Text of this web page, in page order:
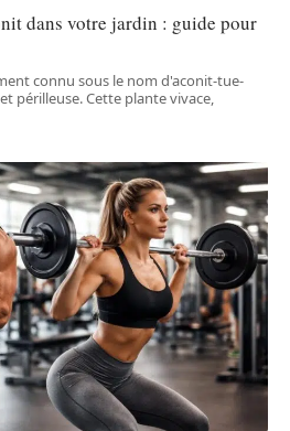
dans votre jardin : guide pour
connu sous le nom d'aconit-tue-
périlleuse. Cette plante vivace,